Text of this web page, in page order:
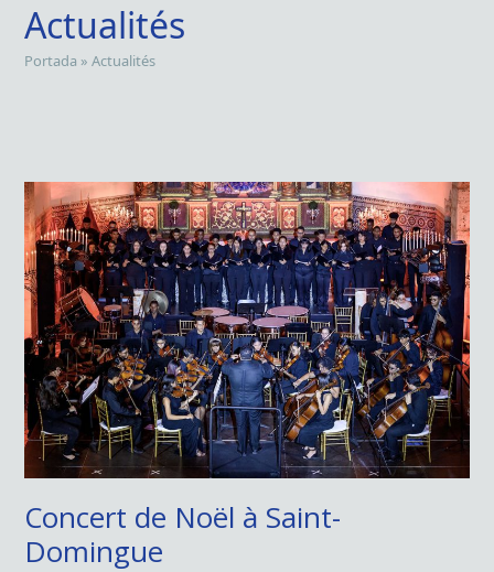
Actualités
Portada »Actualités
Concert de Noël à Saint-
Domingue